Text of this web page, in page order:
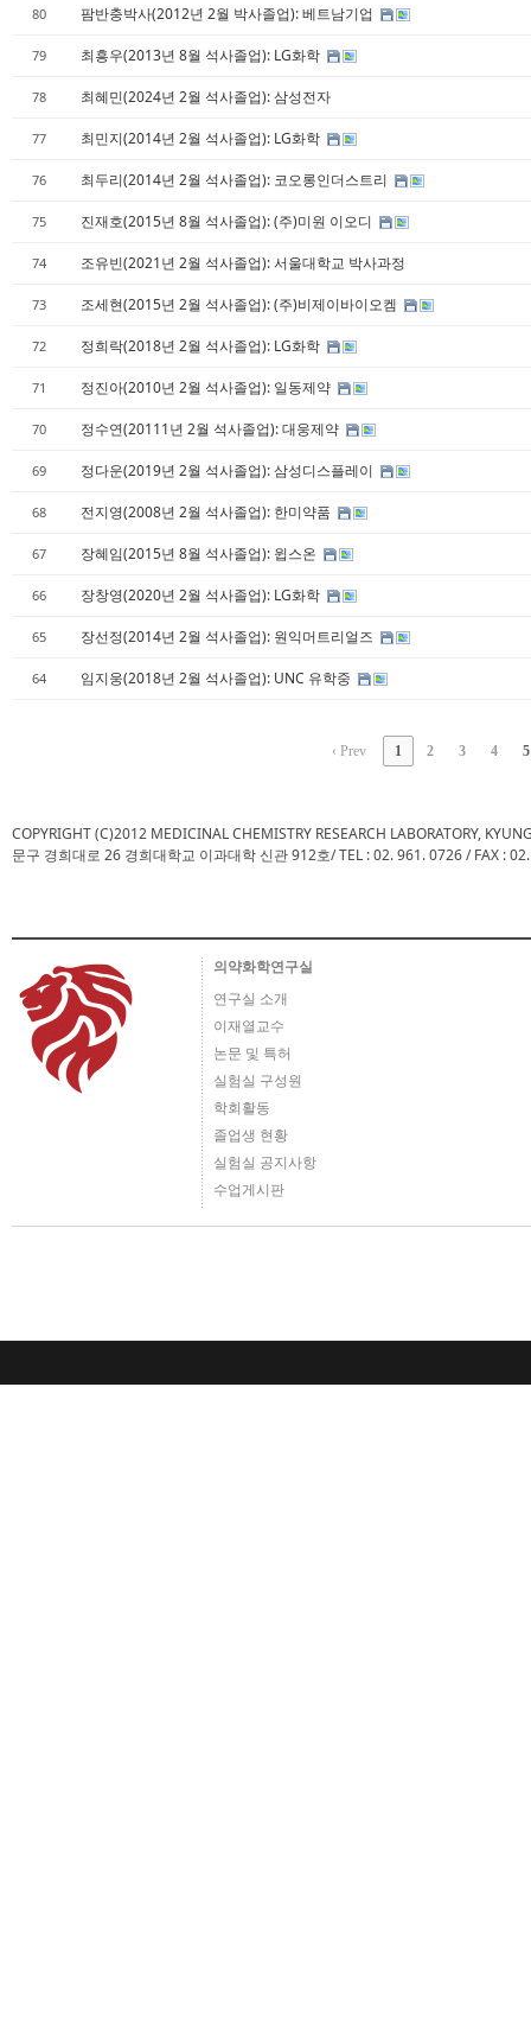
80 팜반충박사(2012년 2월 박사졸업): 베트남기업
79 최흥우(2013년 8월 석사졸업): LG화학
78 최혜민(2024년 2월 석사졸업): 삼성전자
77 최민지(2014년 2월 석사졸업): LG화학
76 최두리(2014년 2월 석사졸업): 코오롱인더스트리
75 진재호(2015년 8월 석사졸업): (주)미원 이오디
74 조유빈(2021년 2월 석사졸업): 서울대학교 박사과정
73 조세현(2015년 2월 석사졸업): (주)비제이바이오켐
72 정희락(2018년 2월 석사졸업): LG화학
71 정진아(2010년 2월 석사졸업): 일동제약
70 정수연(20111년 2월 석사졸업): 대웅제약
69 정다운(2019년 2월 석사졸업): 삼성디스플레이
68 전지영(2008년 2월 석사졸업): 한미약품
67 장혜임(2015년 8월 석사졸업): 윕스온
66 장창영(2020년 2월 석사졸업): LG화학
65 장선정(2014년 2월 석사졸업): 원익머트리얼즈
64 임지웅(2018년 2월 석사졸업): UNC 유학중
‹ Prev 1 2 3 4 5
COPYRIGHT (C)2012 MEDICINAL CHEMISTRY RESEARCH LABORATORY,
문구 경희대로 26 경희대학교 이과대학 신관 912호/ TEL : 02. 961. 0726 / FAX :
의약화학연구실
연구실 소개
이재열교수
논문 및 특허
실험실 구성원
학회활동
졸업생 현황
실험실 공지사항
수업게시판